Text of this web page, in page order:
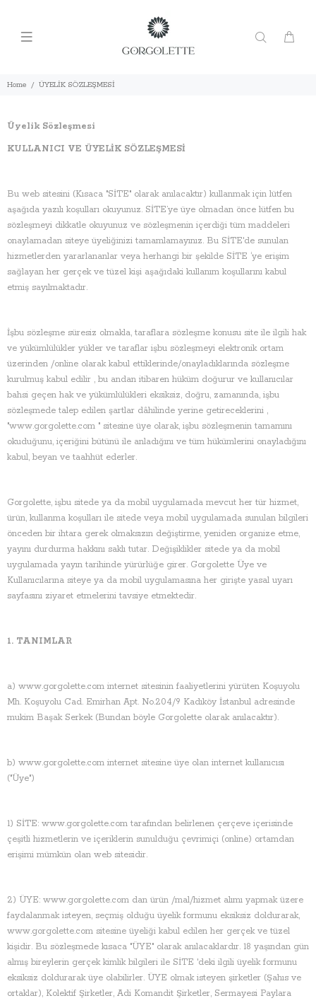
Home ÜYELİK SÖZLEŞMESİ
Üyelik Sözleşmesi
KULLANICI VE ÜYELİK SÖZLEŞMESİ
Bu web sitesini (Kısaca "SİTE" olarak anılacaktır) kullanmak için lütfen
aşağıda yazılı koşulları okuyunuz. SİTE’ye üye olmadan önce lütfen bu
sözleşmeyi dikkatle okuyunuz ve sözleşmenin içerdiği tüm maddeleri
onaylamadan siteye üyeliğinizi tamamlamayınız. Bu SİTE'de sunulan
hizmetlerden yararlananlar veya herhangi bir şekilde SİTE ‘ye erişim
sağlayan her gerçek ve tüzel kişi aşağıdaki kullanım koşullarını kabul
etmiş sayılmaktadır.
İşbu sözleşme süresiz olmakla, taraflara sözleşme konusu site ile ilgili hak
ve yükümlülükler yükler ve taraflar işbu sözleşmeyi elektronik ortam
üzerinden /online olarak kabul ettiklerinde/onayladıklarında sözleşme
kurulmuş kabul edilir , bu andan itibaren hüküm doğurur ve kullanıcılar
bahsi geçen hak ve yükümlülükleri eksiksiz, doğru, zamanında, işbu
sözleşmede talep edilen şartlar dâhilinde yerine getireceklerini ,
"www.gorgolette.com " sitesine üye olarak, işbu sözleşmenin tamamını
okuduğunu, içeriğini bütünü ile anladığını ve tüm hükümlerini onayladığını
kabul, beyan ve taahhüt ederler.
Gorgolette, işbu sitede ya da mobil uygulamada mevcut her tür hizmet,
ürün, kullanma koşulları ile sitede veya mobil uygulamada sunulan bilgileri
önceden bir ihtara gerek olmaksızın değiştirme, yeniden organize etme,
yayını durdurma hakkını saklı tutar. Değişiklikler sitede ya da mobil
uygulamada yayın tarihinde yürürlüğe girer. Gorgolette Üye ve
Kullanıcılarına siteye ya da mobil uygulamasına her girişte yasal uyarı
sayfasını ziyaret etmelerini tavsiye etmektedir.
1. TANIMLAR
a) www.gorgolette.com internet sitesinin faaliyetlerini yürüten Koşuyolu
Mh. Koşuyolu Cad. Emirhan Apt. No.204/9 Kadıköy İstanbul adresinde
mukim Başak Serkek (Bundan böyle Gorgolette olarak anılacaktır).
b) www.gorgolette.com internet sitesine üye olan internet kullanıcısı
("Üye")
1) SİTE: www.gorgolette.com tarafından belirlenen çerçeve içerisinde
çeşitli hizmetlerin ve içeriklerin sunulduğu çevrimiçi (online) ortamdan
erişimi mümkün olan web sitesidir.
2) ÜYE: www.gorgolette.com dan ürün /mal/hizmet alımı yapmak üzere
faydalanmak isteyen, seçmiş olduğu üyelik formunu eksiksiz doldurarak,
www.gorgolette.com sitesine üyeliği kabul edilen her gerçek ve tüzel
kişidir. Bu sözleşmede kısaca "ÜYE" olarak anılacaklardır. 18 yaşından gün
almış bireylerin gerçek kimlik bilgileri ile SİTE 'deki ilgili üyelik formunu
eksiksiz doldurarak üye olabilirler. ÜYE olmak isteyen şirketler (Şahıs ve
ortaklar), Kolektif Şirketler, Adi Komandit Şirketler, Sermayesi Paylara